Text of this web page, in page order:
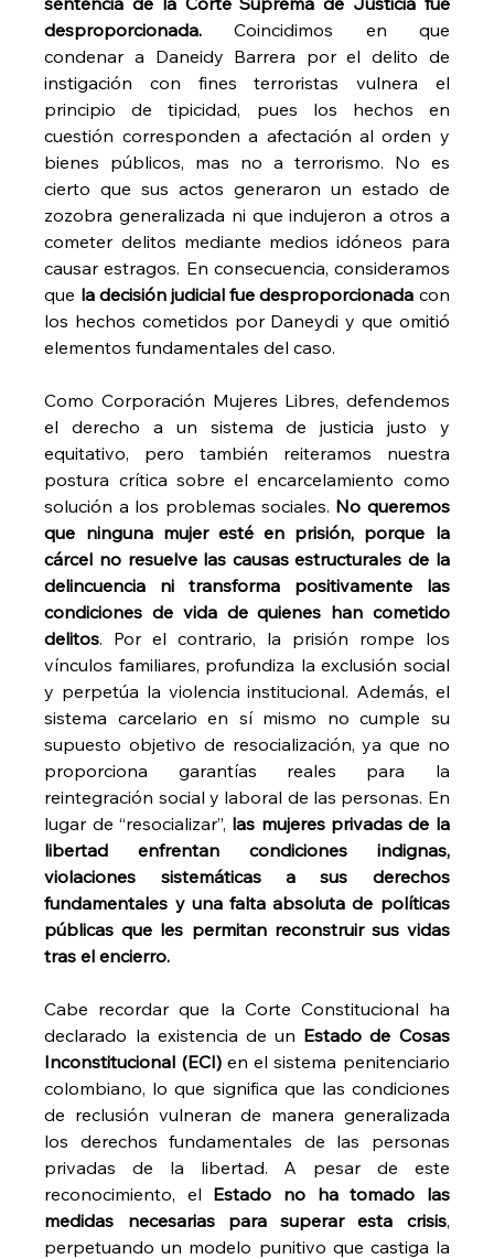
desproporcionada. Coincidimos en que
condenar a Daneidy Barrera por el delito de
instigación con fines terroristas vulnera el
principio de tipicidad, pues los hechos en
cuestión corresponden a afectación al orden y
bienes públicos, mas no a terrorismo. No es
cierto que sus actos generaron un estado de
zozobra generalizada ni que indujeron a otros a
cometer delitos mediante medios idóneos para
causar estragos. En consecuencia, consideramos
que la decisión judicial fue desproporcionada con
los hechos cometidos por Daneydi y que omitió
elementos fundamentales del caso.
Como Corporación Mujeres Libres, defendemos
el derecho a un sistema de justicia justo y
equitativo, pero también reiteramos nuestra
postura crítica sobre el encarcelamiento como
solución a los problemas sociales. No queremos
que ninguna mujer esté en prisión, porque la
cárcel no resuelve las causas estructurales de la
delincuencia ni transforma positivamente las
condiciones de vida de quienes han cometido
delitos. Por el contrario, la prisión rompe los
vínculos familiares, profundiza la exclusión social
y perpetúa la violencia institucional. Además, el
sistema carcelario en sí mismo no cumple su
supuesto objetivo de resocialización, ya que no
proporciona garantías reales para la
reintegración social y laboral de las personas. En
lugar de “resocializar”, las mujeres privadas de la
libertad enfrentan condiciones indignas,
violaciones sistemáticas a sus derechos
fundamentales y una falta absoluta de políticas
públicas que les permitan reconstruir sus vidas
tras el encierro.
Cabe recordar que la Corte Constitucional ha
declarado la existencia de un Estado de Cosas
Inconstitucional (ECI) en el sistema penitenciario
colombiano, lo que significa que las condiciones
de reclusión vulneran de manera generalizada
los derechos fundamentales de las personas
privadas de la libertad. A pesar de este
reconocimiento, el Estado no ha tomado las
medidas necesarias para superar esta crisis,
perpetuando un modelo punitivo que castiga la